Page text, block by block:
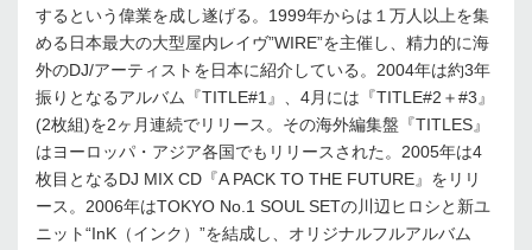
するという偉業を成し遂げる。1999年からは１万人以上を集
める日本最大の大型屋内レイヴ”WIRE”を主催し、精力的に海
外のDJ/アーティストを日本に紹介している。2004年は約3年
振りとなるアルバム『TITLE#1』、4月には『TITLE#2＋#3』
(2枚組)を2ヶ月連続でリリース。その海外編集盤『TITLES』
はヨーロッパ・アジア各国でもリリースされた。2005年は4
枚目となるDJ MIX CD『A PACK TO THE FUTURE』をリリ
ース。2006年はTOKYO No.1 SOUL SETの川辺ヒロシと新ユ
ニット“InK（インク）”を結成し、オリジナルフルアルバム